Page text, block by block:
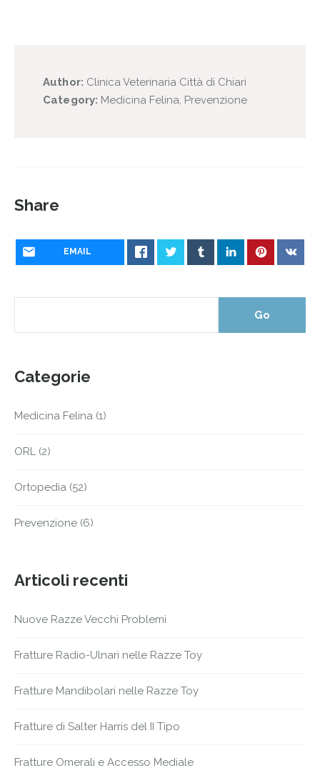
Author: Clinica Veterinaria Città di Chiari
Category: Medicina Felina, Prevenzione
Share
EMAIL
Categorie
Medicina Felina (1)
ORL (2)
Ortopedia (52)
Prevenzione (6)
Articoli recenti
Nuove Razze Vecchi Problemi
Fratture Radio-Ulnari nelle Razze Toy
Fratture Mandibolari nelle Razze Toy
Fratture di Salter Harris del II Tipo
Fratture Omerali e Accesso Mediale